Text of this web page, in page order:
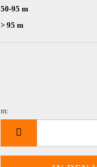
50-95 m
> 95 m
m: